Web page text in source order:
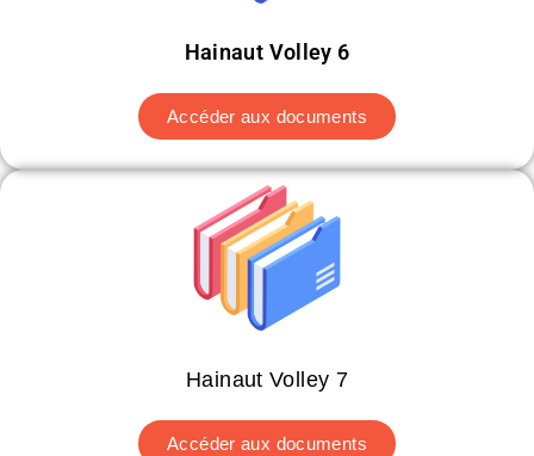
Hainaut Volley 6
Accéder aux documents
Hainaut Volley 7
Accéder aux documents